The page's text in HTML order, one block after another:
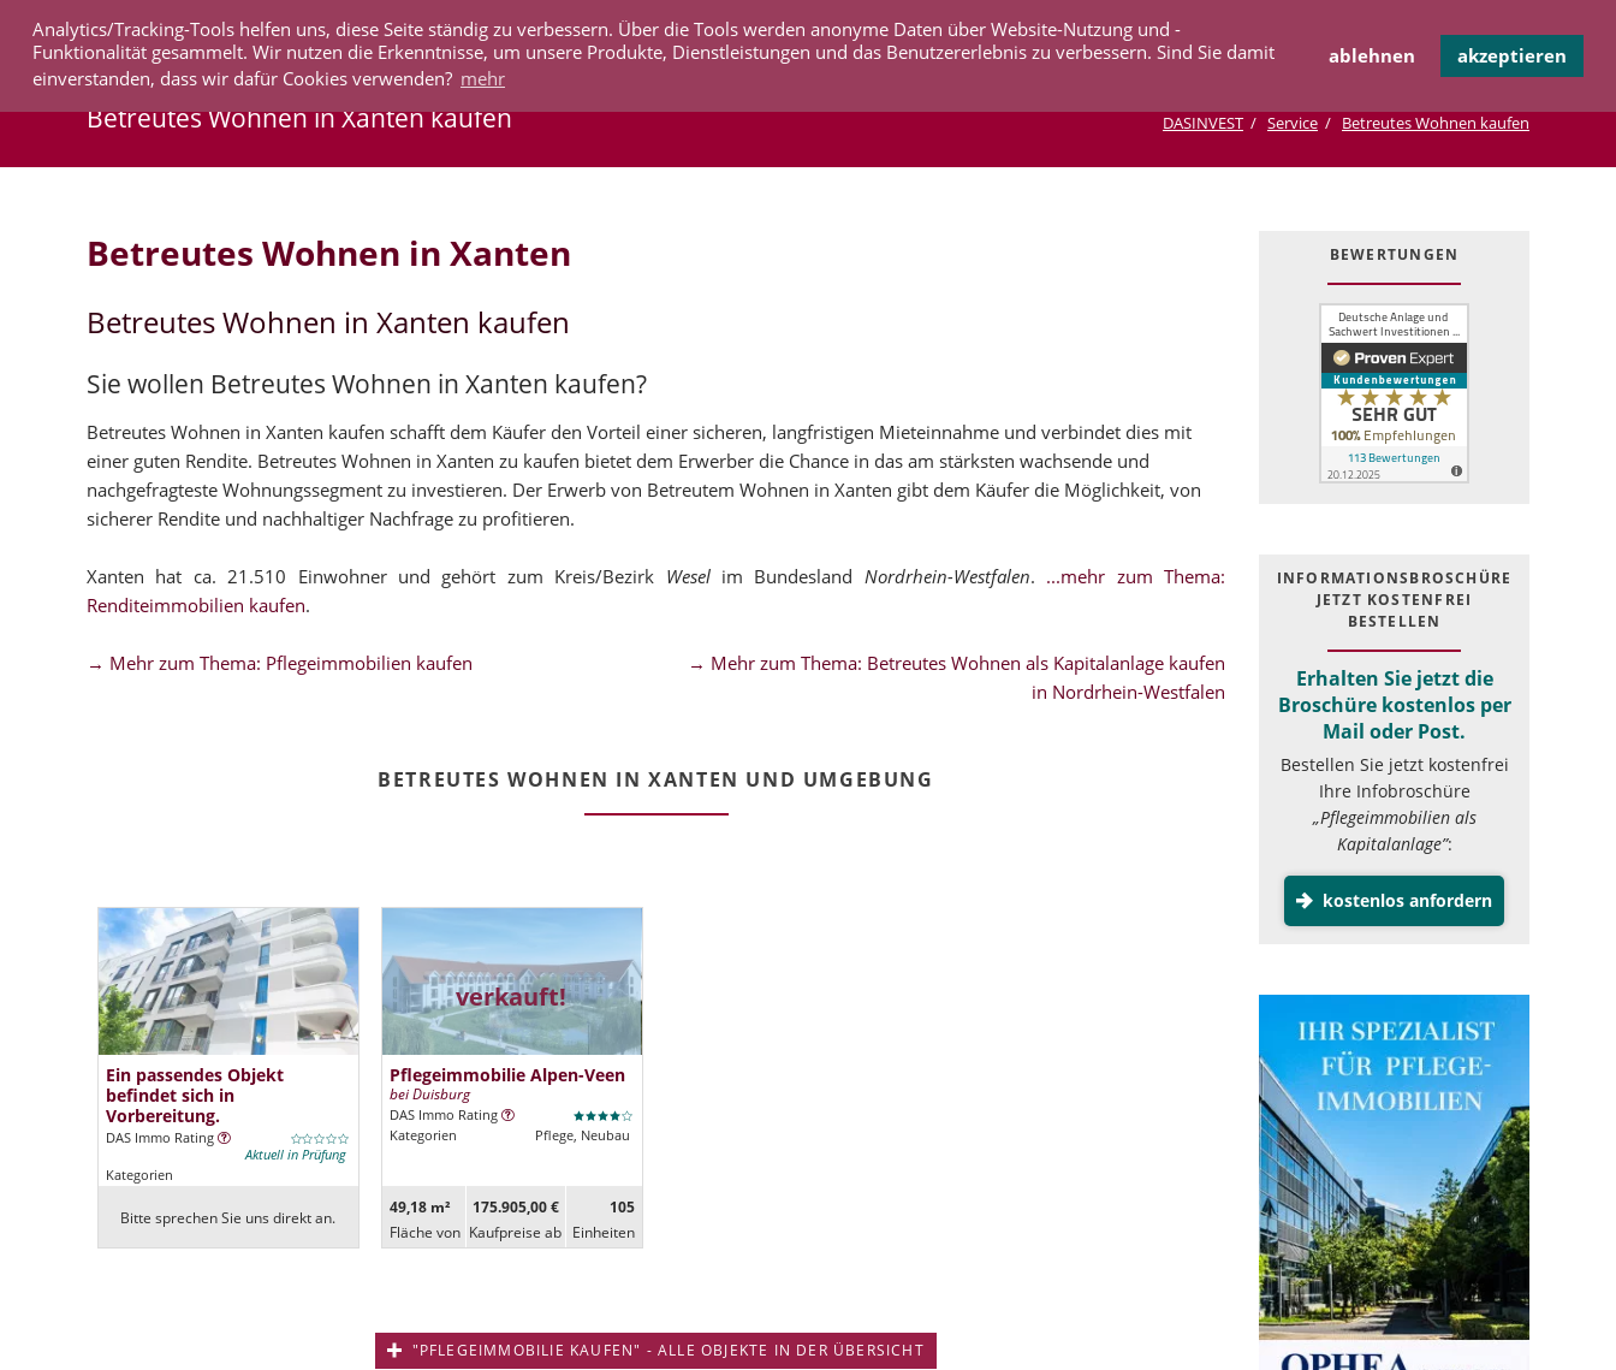
Analytics/Tracking-Tools helfen uns, diese Seite ständig zu verbessern. Über die Tools werden anonyme Daten über Website-Nutzung und -
Funktionalität gesammelt. Wir nutzen die Erkenntnisse, um unsere Produkte, Dienstleistungen und das Benutzererlebnis zu verbessern. Sind Sie damit
einverstanden, dass wir dafür Cookies verwenden? mehr
ablehnen akzeptieren
überspringen
IMMOBILIEN AKTUELLES UNTERNEHMEN SERVICE KOOPERATION KONTAKT
Betreutes Wohnen in Xanten kaufen DASINVEST Service Betreutes Wohnen kaufen
Betreutes Wohnen in Xanten
Betreutes Wohnen in Xanten kaufen
Sie wollen Betreutes Wohnen in Xanten kaufen?
Betreutes Wohnen in Xanten kaufen schafft dem Käufer den Vorteil einer sicheren, langfristigen Mieteinnahme und verbindet dies mit
einer guten Rendite. Betreutes Wohnen in Xanten zu kaufen bietet dem Erwerber die Chance in das am stärksten wachsende und
nachgefragteste Wohnungssegment zu investieren. Der Erwerb von Betreutem Wohnen in Xanten gibt dem Käufer die Möglichkeit, von
sicherer Rendite und nachhaltiger Nachfrage zu profitieren.
Xanten hat ca. 21.510 Einwohner und gehört zum Kreis/Bezirk Weselim Bundesland Nordrhein-Westfalen. ...mehr zum Thema:
Renditeimmobilien kaufen.
→ Mehr zum Thema: Pflegeimmobilien kaufen
→ Mehr zum Thema: Betreutes Wohnen als Kapitalanlage kaufen
in Nordrhein-Westfalen
BETREUTES WOHNEN IN XANTEN UND UMGEBUNG
Ein passendes Objekt
befindet sich in
Vorbereitung.
DAS Immo Rating
Aktuell in Prüfung
Kategorien
Bitte sprechen Sie uns direkt an.
verkauft!
Pflegeimmobilie Alpen-Veen
bei Duisburg
DAS Immo Rating
Kategorien
Pflege, Neubau
49,18 m²
Fläche von
175.905,00 €
Kaufpreise ab
105
Ein­heiten
"PFLEGEIMMOBILIE KAUFEN" - ALLE OBJEKTE IN DER ÜBERSICHT
BEWERTUNGEN
INFOR­MATIONS­BROSCHÜRE
JETZT KOSTEN­FREI
BESTELLEN
Erhalten Sie jetzt die
Broschüre kostenlos per
Mail oder Post.
Bestellen Sie jetzt kostenfrei
Ihre Infobroschüre
„Pflegeimmobilien als
Kapitalanlage”:
kostenlos anfordern